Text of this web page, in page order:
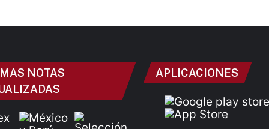
NOTAS
APLICACIONES